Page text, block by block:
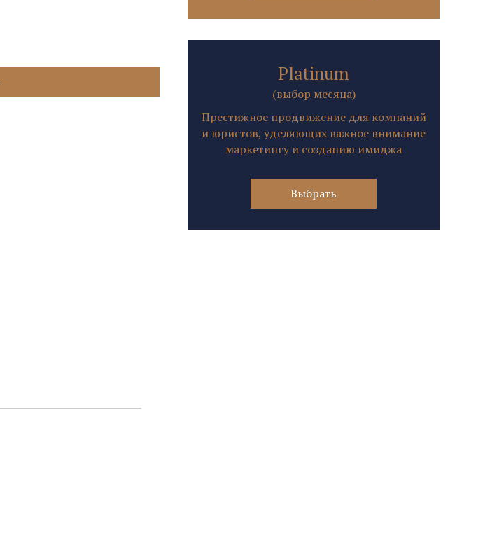
Platinum
(выбор месяца)
Престижное продвижение для компаний
и юристов, уделяющих важное внимание
маркетингу и созданию имиджа
Выбрать